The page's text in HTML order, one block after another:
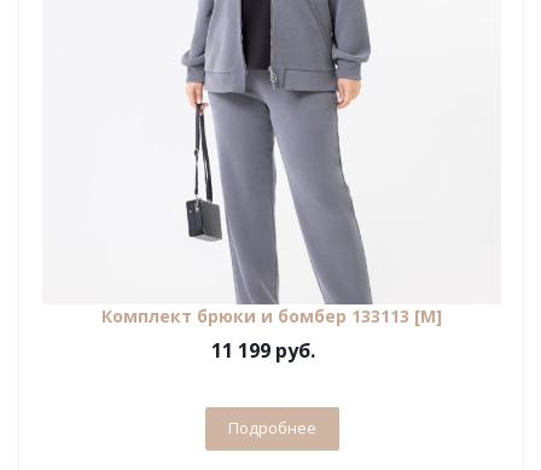
Комплект брюки и бомбер 133113 [М]
11 199 руб.
Подробнее